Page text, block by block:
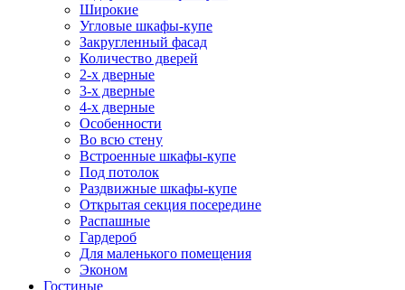
Широкие
Угловые шкафы-купе
Закругленный фасад
Количество дверей
2-х дверные
3-х дверные
4-х дверные
Особенности
Во всю стену
Встроенные шкафы-купе
Под потолок
Раздвижные шкафы-купе
Открытая секция посередине
Распашные
Гардероб
Для маленького помещения
Эконом
Гостиные